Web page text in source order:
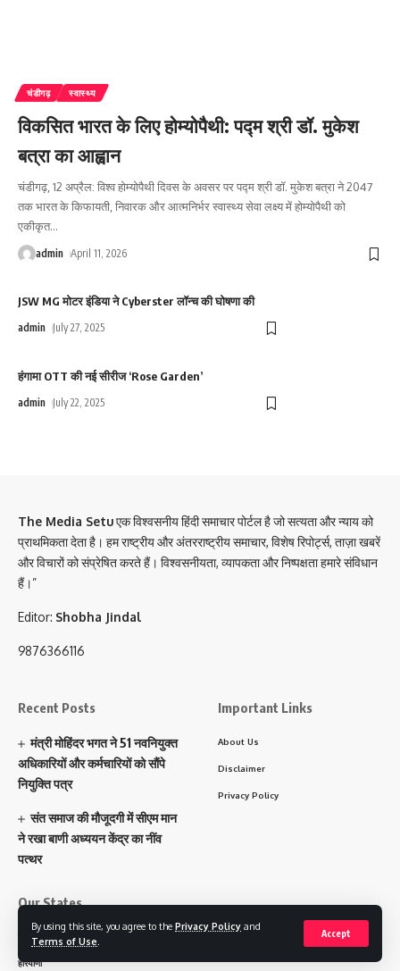
By using this site, you agree to the Privacy Policy and
Terms of Use
Accept
चंडीगढ़ स्वास्थ्य
विकसित भारत के लिए होम्योपैथी: पद्म श्री डॉ. मुकेश
बत्रा का आह्वान
चंडीगढ़, 12 अप्रैल: विश्व होम्योपैथी दिवस के अवसर पर पद्म श्री डॉ. मुकेश बत्रा ने 2047
तक भारत के किफायती, निवारक और आत्मनिर्भर स्वास्थ्य सेवा लक्ष्य में होम्योपैथी को
एकीकृत…
admin April 11, 2026
JSW MG मोटर इंडिया ने Cyberster लॉन्च की घोषणा की
admin July 27, 2025
हंगामा OTT की नई सीरीज ‘Rose Garden’
admin July 22, 2025
The Media Setuएक विश्वसनीय हिंदी समाचार पोर्टल है जो सत्यता और न्याय को
प्राथमिकता देता है। हम राष्ट्रीय और अंतरराष्ट्रीय समाचार, विशेष रिपोर्ट्स, ताज़ा खबरें
और विचारों को संप्रेषित करते हैं। विश्वसनीयता, व्यापकता और निष्पक्षता हमारे संविधान
हैं।”
Editor: Shobha Jindal
9876366116
Recent Posts
मंत्री मोहिंदर भगत ने 51 नवनियुक्त
अधिकारियों और कर्मचारियों को सौंपे
नियुक्ति पत्र
संत समाज की मौजूदगी में सीएम मान
ने रखा बाणी अध्ययन केंद्र का नींव
पत्थर
Important Links
About Us
Disclaimer
Privacy Policy
Our States
पंजाब
हरियाणा